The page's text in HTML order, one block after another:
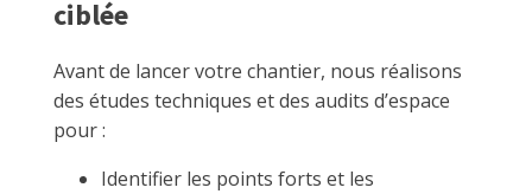
ciblée
Avant de lancer votre chantier, nous réalisons
des études techniques et des audits d’espace
pour :
Identifier les points forts et les